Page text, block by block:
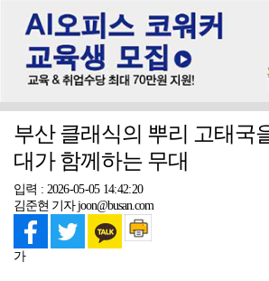
부산 클래식의 뿌리 고태국
대가 함께하는 무대
입력 : 2026-05-05 14:42:20
김준현 기자 joon@busan.com
가